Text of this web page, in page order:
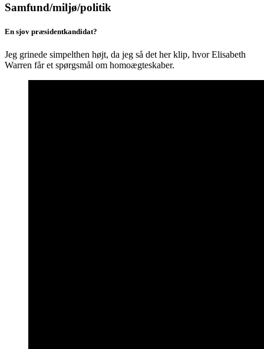
Samfund/miljø/politik
En sjov præsidentkandidat?
Jeg grinede simpelthen højt, da jeg så det her klip, hvor Elisabeth
Warren får et spørgsmål om homoægteskaber.